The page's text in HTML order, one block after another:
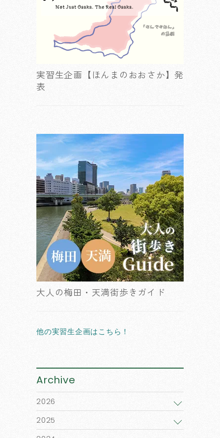
実習生企画【ほんまのおおさか】発
表
大人の梅田・天満街歩きガイド
他の実習生企画はこちら！
Archive
2026
2025